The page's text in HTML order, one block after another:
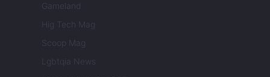
Gameland
Hig Tech Mag
Scoop Mag
Lgbtqia News